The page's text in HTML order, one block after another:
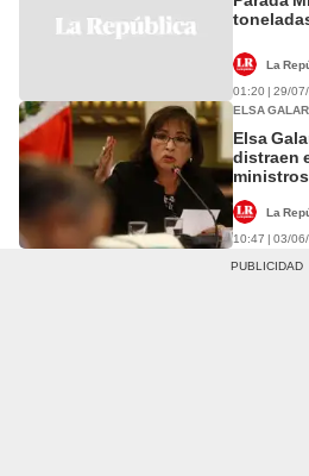
La
01:20 | 29/
ELSA
Elsa
distraen
La
10:47 | 03/